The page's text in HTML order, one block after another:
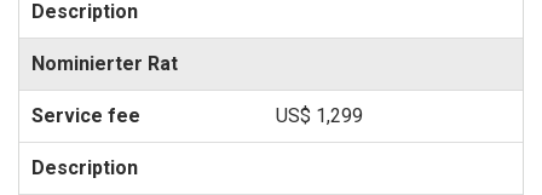
Nominierter Rat
US$ 1,299